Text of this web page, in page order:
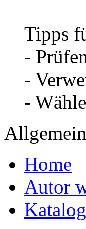
Tipps
-
-
-
Allgemein
Home
Autor
Katalog